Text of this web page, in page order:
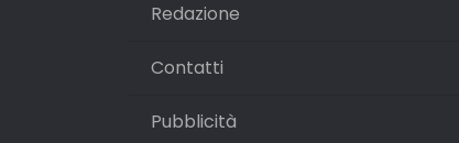
Redazione
Contatti
Pubblicità